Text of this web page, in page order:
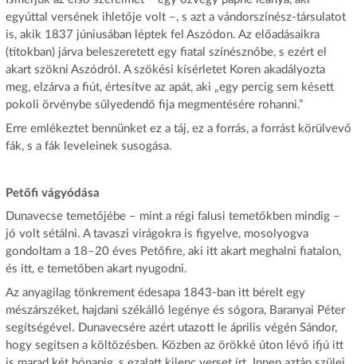
egyúttal versének ihletője volt –, s azt a vándorszínész-társulatot
is, akik 1837 júniusában léptek fel Aszódon. Az előadásaikra
(titokban) járva beleszeretett egy fiatal színésznőbe, s ezért el
akart szökni Aszódról. A szökési kísérletet Koren akadályozta
meg, elzárva a fiút, értesítve az apát, aki „egy percig sem késett
pokoli örvénybe sűlyedendő fija megmentésére rohanni.”
Erre emlékeztet bennünket ez a táj, ez a forrás, a forrást körülvevő
fák, s a fák leveleinek susogása.
Petőfi vágyódása
Dunavecse temetőjébe – mint a régi falusi temetőkben mindig –
jó volt sétálni. A tavaszi virágokra is figyelve, mosolyogva
gondoltam a 18–20 éves Petőfire, aki itt akart meghalni fiatalon,
és itt, e temetőben akart nyugodni.
Az anyagilag tönkrement édesapa 1843-ban itt bérelt egy
mészárszéket, hajdani székálló legénye és sógora, Baranyai Péter
segítségével. Dunavecsére azért utazott le április végén Sándor,
hogy segítsen a költözésben. Közben az örökké úton lévő ifjú itt